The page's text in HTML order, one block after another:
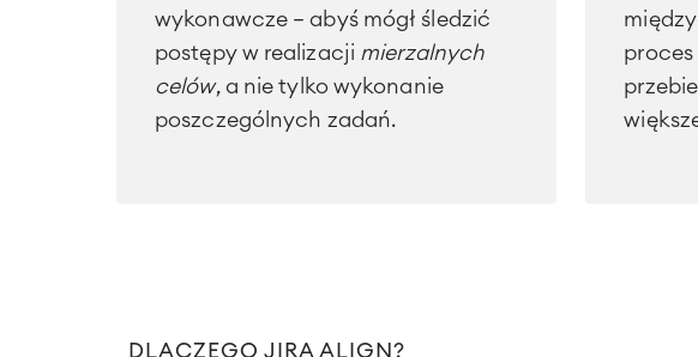
wykonawcze — abyś mógł śledzić
postępy w realizacji mierzalnych
celów, a nie tylko wykonanie
poszczególnych zadań.
DLACZEGO JIRA ALIGN?